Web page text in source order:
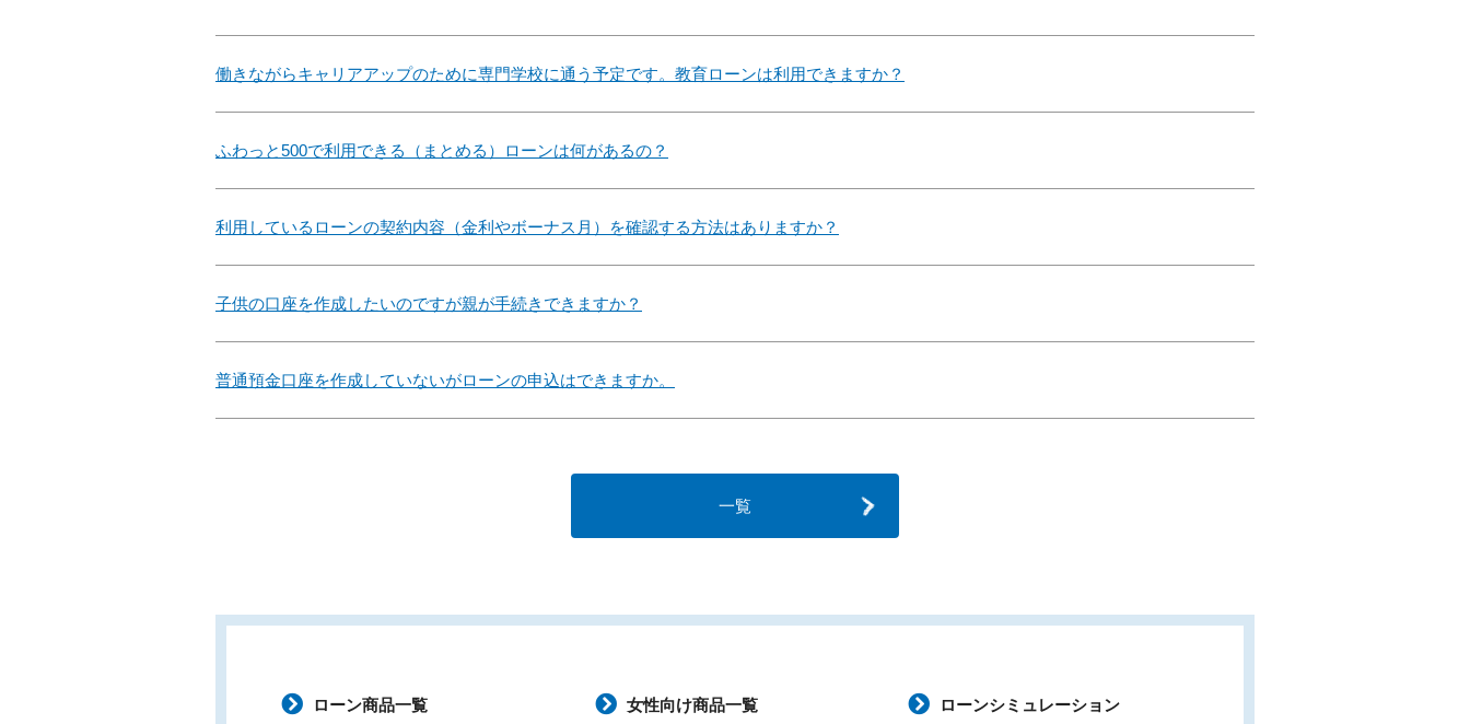
働きながらキャリアアップのために専門学校に通う予定です。教育ローンは利用できますか？
ふわっと500で利用できる（まとめる）ローンは何があるの？
利用しているローンの契約内容（金利やボーナス月）を確認する方法はありますか？
子供の口座を作成したいのですが親が手続きできますか？
普通預金口座を作成していないがローンの申込はできますか。
一覧
ローン商品一覧 女性向け商品一覧 ローンシミュレーション